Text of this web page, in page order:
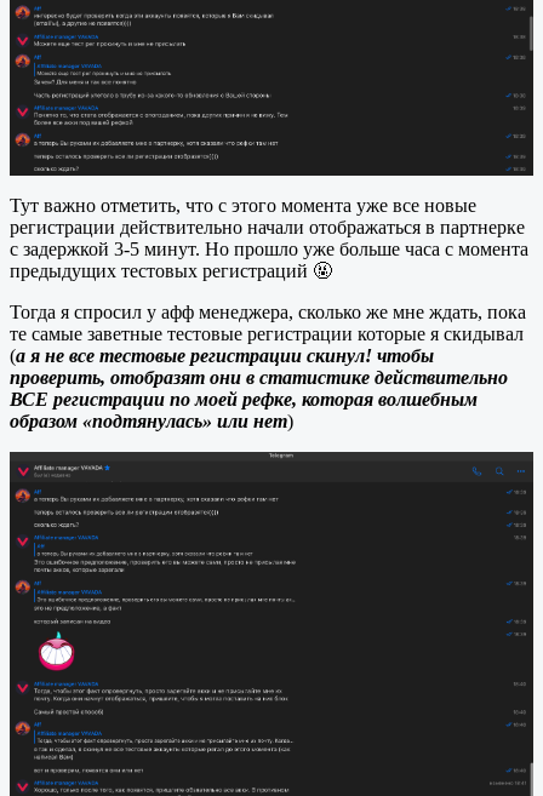
Тут важно отметить, что с этого момента уже все новые
регистрации действительно начали отображаться в партнерке
с задержкой 3-5 минут. Но прошло уже больше часа с момента
предыдущих тестовых регистраций 🤬
Тогда я спросил у афф менеджера, сколько же мне ждать, пока
те самые заветные тестовые регистрации которые я скидывал
(а я не все тестовые регистрации скинул! чтобы
проверить, отобразят они в статистике действительно
ВСЕ регистрации по моей рефке, которая волшебным
образом «подтянулась» или нет)